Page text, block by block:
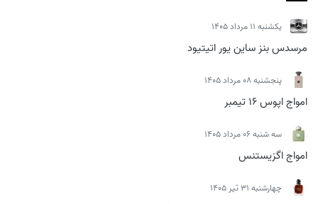
يكشنبه 11 مرداد 1405
مرسدس بنز ساین یور اتیتیود
پنجشنبه 08 مرداد 1405
امواج اپوس 16 تیمبر
سه شنبه 06 مرداد 1405
امواج اگزیستنس
چهارشنبه 31 تیر 1405